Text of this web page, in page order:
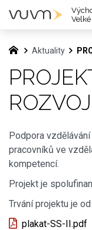
Aktuality
Podpora
pracovníků ve
kompetencí.
Projekt je
Trvání projektu je
plakat-SS-II.pdf